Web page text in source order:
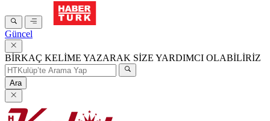
Güncel
BİRKAÇ KELİME YAZARAK SİZE YARDIMCI OLABİLİRİZ
Ara